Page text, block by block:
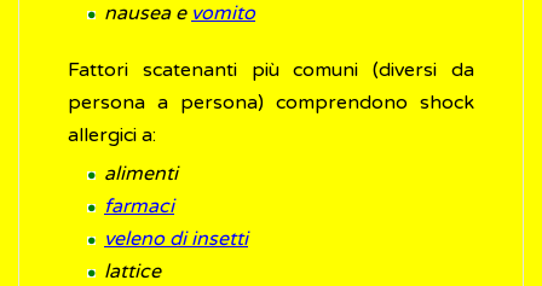
nausea e vomito
Fattori scatenanti più comuni (diversi da
persona a persona) comprendono shock
allergici a:
alimenti
farmaci
veleno di insetti
lattice